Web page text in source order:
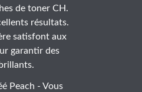
de toner CH.
résultats.
satisfont aux
garantir des
Peach - Vous